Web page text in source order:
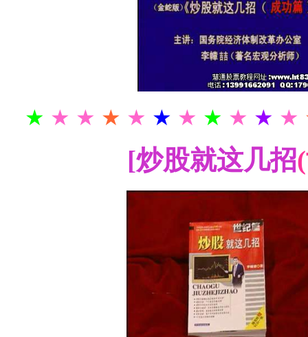
★ ★ ★ ★ ★ ★ ★ ★ ★ ★ ★
[炒股就这几招